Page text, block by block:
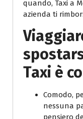
quando, Taxi a
azienda ti
Taxi è
Comodo,
nessuna
pensiero